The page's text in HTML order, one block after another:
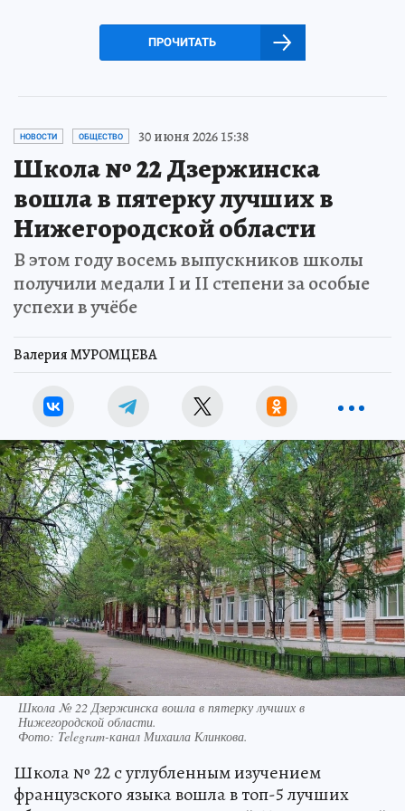
ПРОЧИТАТЬ
НОВОСТИ ОБЩЕСТВО 30 июня 2026 15:38
Школа № 22 Дзержинска
вошла в пятерку лучших в
Нижегородской области
В этом году восемь выпускников школы
получили медали I и II степени за особые
успехи в учёбе
Валерия МУРОМЦЕВА
Школа № 22 Дзержинска вошла в пятерку лучших в
Нижегородской области.
Фото: Telegram-канал Михаила Клинкова.
Школа № 22 с углубленным изучением
французского языка вошла в топ-5 лучших